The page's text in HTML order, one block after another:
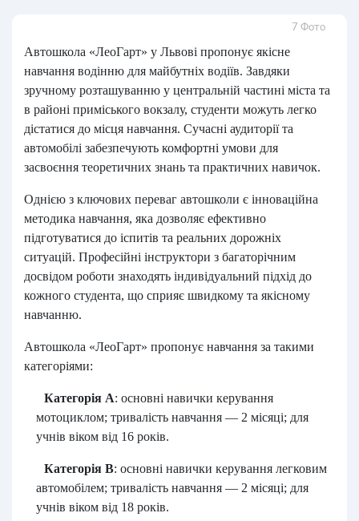
7 Фото
Автошкола «ЛеоГарт» у Львові пропонує якісне
навчання водінню для майбутніх водіїв. Завдяки
зручному розташуванню у центральній частині міста та
в районі приміського вокзалу, студенти можуть легко
дістатися до місця навчання. Сучасні аудиторії та
автомобілі забезпечують комфортні умови для
засвоєння теоретичних знань та практичних навичок.
Однією з ключових переваг автошколи є інноваційна
методика навчання, яка дозволяє ефективно
підготуватися до іспитів та реальних дорожніх
ситуацій. Професійні інструктори з багаторічним
досвідом роботи знаходять індивідуальний підхід до
кожного студента, що сприяє швидкому та якісному
навчанню.
Автошкола «ЛеоГарт» пропонує навчання за такими
категоріями:
Категорія А: основні навички керування
мотоциклом; тривалість навчання — 2 місяці; для
учнів віком від 16 років.
Категорія В: основні навички керування легковим
автомобілем; тривалість навчання — 2 місяці; для
учнів віком від 18 років.